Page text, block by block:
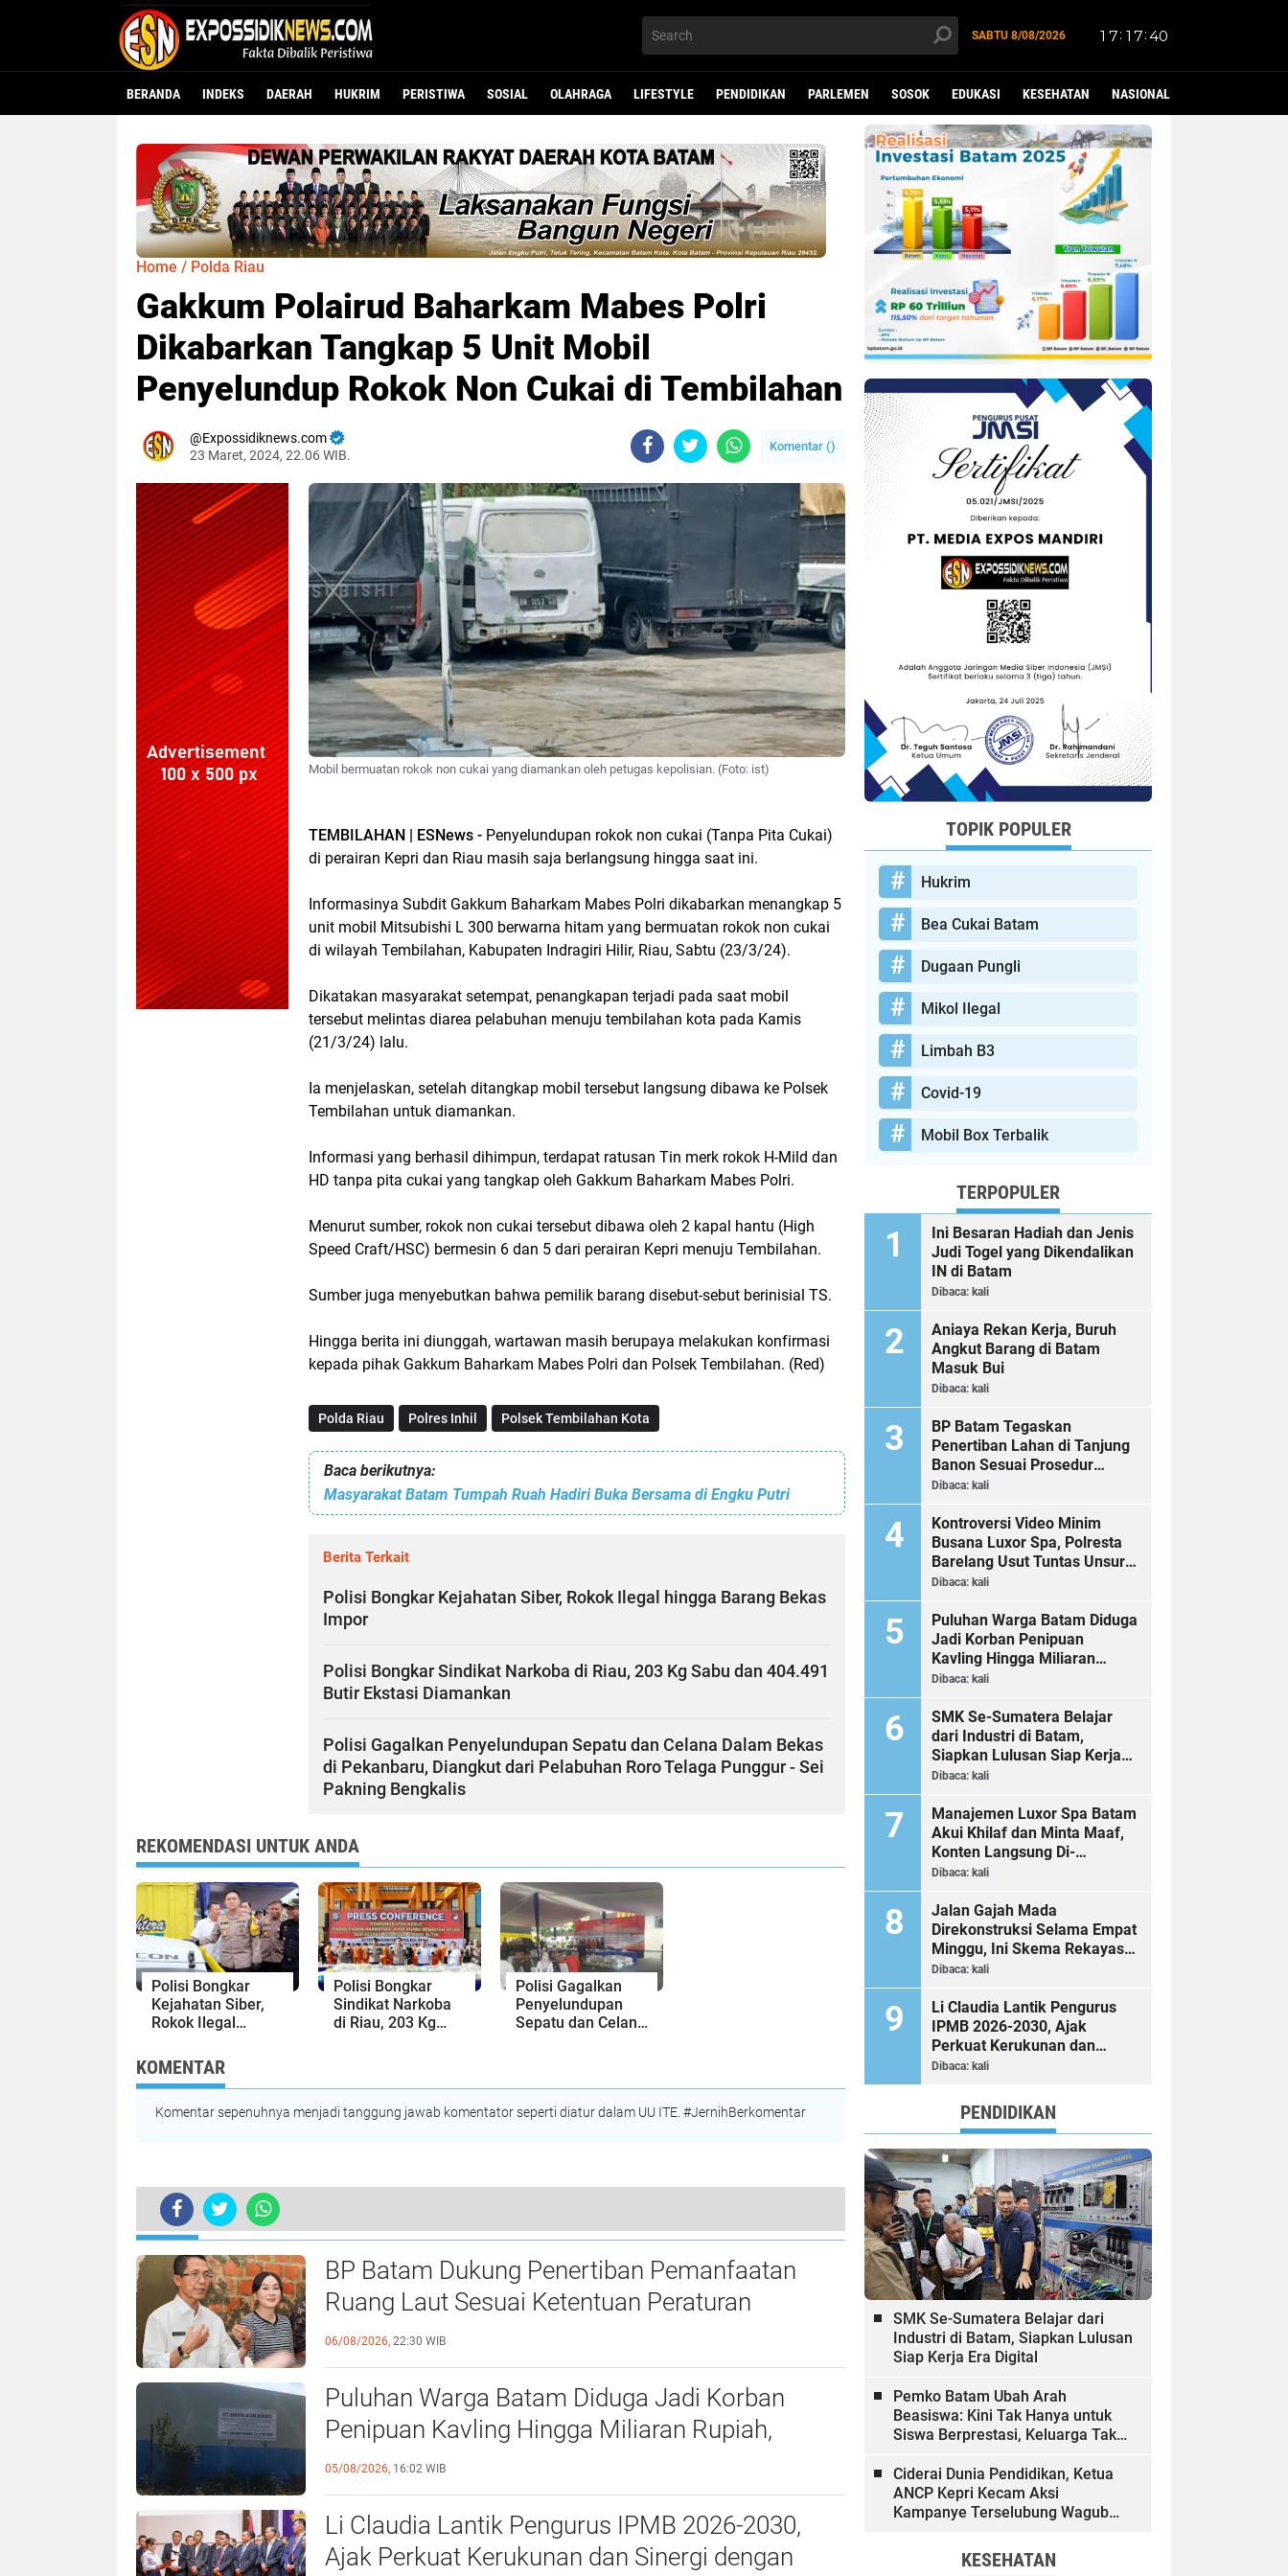
SABTU 8/08/2026
BERANDA INDEKS DAERAH HUKRIM PERISTIWA SOSIAL OLAHRAGA LIFESTYLE PENDIDIKAN PARLEMEN SOSOK EDUKASI KESEHATAN NASIONAL
Home / Polda Riau
Gakkum Polairud Baharkam Mabes Polri
Dikabarkan Tangkap 5 Unit Mobil
Penyelundup Rokok Non Cukai di Tembilahan
Expossidiknews.com
23 Maret, 2024, 22.06 WIB.
Komentar ()
Mobil bermuatan rokok non cukai yang diamankan oleh petugas kepolisian. (Foto: ist)
TEMBILAHAN | ESNews - Penyelundupan rokok non cukai (Tanpa Pita Cukai)
di perairan Kepri dan Riau masih saja berlangsung hingga saat ini.
Informasinya Subdit Gakkum Baharkam Mabes Polri dikabarkan menangkap 5
unit mobil Mitsubishi L 300 berwarna hitam yang bermuatan rokok non cukai
di wilayah Tembilahan, Kabupaten Indragiri Hilir, Riau, Sabtu (23/3/24).
Dikatakan masyarakat setempat, penangkapan terjadi pada saat mobil
tersebut melintas diarea pelabuhan menuju tembilahan kota pada Kamis
(21/3/24) lalu.
Ia menjelaskan, setelah ditangkap mobil tersebut langsung dibawa ke Polsek
Tembilahan untuk diamankan.
Informasi yang berhasil dihimpun, terdapat ratusan Tin merk rokok H-Mild dan
HD tanpa pita cukai yang tangkap oleh Gakkum Baharkam Mabes Polri.
Menurut sumber, rokok non cukai tersebut dibawa oleh 2 kapal hantu (High
Speed Craft/HSC) bermesin 6 dan 5 dari perairan Kepri menuju Tembilahan.
Sumber juga menyebutkan bahwa pemilik barang disebut-sebut berinisial TS.
Hingga berita ini diunggah, wartawan masih berupaya melakukan konfirmasi
kepada pihak Gakkum Baharkam Mabes Polri dan Polsek Tembilahan. (Red)
Polda Riau Polres Inhil Polsek Tembilahan Kota
Baca berikutnya:
Masyarakat Batam Tumpah Ruah Hadiri Buka Bersama di Engku Putri
Berita Terkait
Polisi Bongkar Kejahatan Siber, Rokok Ilegal hingga Barang Bekas
Impor
Polisi Bongkar Sindikat Narkoba di Riau, 203 Kg Sabu dan 404.491
Butir Ekstasi Diamankan
Polisi Gagalkan Penyelundupan Sepatu dan Celana Dalam Bekas
di Pekanbaru, Diangkut dari Pelabuhan Roro Telaga Punggur - Sei
Pakning Bengkalis
REKOMENDASI UNTUK ANDA
Polisi Bongkar
Kejahatan Siber,
Rokok Ilegal
Bekas Impor
Polisi Bongkar
Sindikat Narkoba
di Riau, 203 Kg
Polisi Gagalkan
Penyelundupan
Sepatu dan Celana
Pelabuhan Roro
Telaga Punggur -
KOMENTAR
Komentar sepenuhnya menjadi tanggung jawab komentator seperti diatur dalam UU ITE. #JernihBerkomentar
Gakkum Polairud Baharkam Mabes Polri Dikabarkan Tangkap 5 Unit Mobil Penyelundup Rokok Non Cukai di Tembilahan
TERKINI
BP Batam Dukung Penertiban Pemanfaatan
Ruang Laut Sesuai Ketentuan Peraturan
Perundang-undangan
06/08/2026, 22:30 WIB
Puluhan Warga Batam Diduga Jadi Korban
Penipuan Kavling Hingga Miliaran Rupiah,
Laporan ke Polda Kepri Jalan di Tempat?
05/08/2026, 16:02 WIB
Li Claudia Lantik Pengurus IPMB 2026-2030,
Ajak Perkuat Kerukunan dan Sinergi dengan
TOPIK POPULER
Hukrim
Bea Cukai Batam
Dugaan Pungli
Mikol Ilegal
Limbah B3
Covid-19
Mobil Box Terbalik
TERPOPULER
Ini Besaran Hadiah dan Jenis
Judi Togel yang Dikendalikan
IN di Batam
Dibaca: kali
Aniaya Rekan Kerja, Buruh
Angkut Barang di Batam
Masuk Bui
Dibaca: kali
BP Batam Tegaskan
Penertiban Lahan di Tanjung
Banon Sesuai Prosedur
Hukum
Dibaca: kali
Kontroversi Video Minim
Busana Luxor Spa, Polresta
Barelang Usut Tuntas Unsur
Pelanggaran Hukum
Dibaca: kali
Puluhan Warga Batam Diduga
Jadi Korban Penipuan
Kavling Hingga Miliaran
Rupiah, Laporan ke Polda
Dibaca: kali
SMK Se-Sumatera Belajar
dari Industri di Batam,
Siapkan Lulusan Siap Kerja
Era Digital
Dibaca: kali
Manajemen Luxor Spa Batam
Akui Khilaf dan Minta Maaf,
Konten Langsung Di-
Takedown
Dibaca: kali
Jalan Gajah Mada
Direkonstruksi Selama Empat
Minggu, Ini Skema Rekayasa
Lalu Lintasnya
Dibaca: kali
Li Claudia Lantik Pengurus
IPMB 2026-2030, Ajak
Perkuat Kerukunan dan
Sinergi dengan Pemko Batam
Dibaca: kali
PENDIDIKAN
SMK Se-Sumatera Belajar dari
Industri di Batam, Siapkan Lulusan
Siap Kerja Era Digital
Pemko Batam Ubah Arah
Beasiswa: Kini Tak Hanya untuk
Siswa Berprestasi, Keluarga Tak
Dibiayai
Ciderai Dunia Pendidikan, Ketua
ANCP Kepri Kecam Aksi
Kampanye Terselubung Wagub
KESEHATAN